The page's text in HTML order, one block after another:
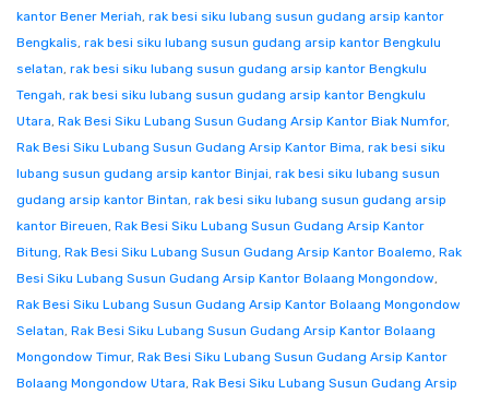
kantor Bener Meriah, rak besi siku lubang susun gudang arsip kantor
Bengkalis, rak besi siku lubang susun gudang arsip kantor Bengkulu
selatan, rak besi siku lubang susun gudang arsip kantor Bengkulu
Tengah, rak besi siku lubang susun gudang arsip kantor Bengkulu
Utara, Rak Besi Siku Lubang Susun Gudang Arsip Kantor Biak Numfor,
Rak Besi Siku Lubang Susun Gudang Arsip Kantor Bima, rak besi siku
lubang susun gudang arsip kantor Binjai, rak besi siku lubang susun
gudang arsip kantor Bintan, rak besi siku lubang susun gudang arsip
kantor Bireuen, Rak Besi Siku Lubang Susun Gudang Arsip Kantor
Bitung, Rak Besi Siku Lubang Susun Gudang Arsip Kantor Boalemo, Rak
Besi Siku Lubang Susun Gudang Arsip Kantor Bolaang Mongondow,
Rak Besi Siku Lubang Susun Gudang Arsip Kantor Bolaang Mongondow
Selatan, Rak Besi Siku Lubang Susun Gudang Arsip Kantor Bolaang
Mongondow Timur, Rak Besi Siku Lubang Susun Gudang Arsip Kantor
Bolaang Mongondow Utara, Rak Besi Siku Lubang Susun Gudang Arsip